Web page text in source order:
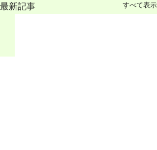
最新記事 すべて表示